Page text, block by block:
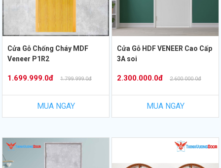
Cửa Gỗ Chống Cháy MDF
Veneer P1R2
1.699.999.0đ 1.799.999.0đ
MUA NGAY
Cửa Gỗ HDF VENEER Cao Cấp
3A soi
2.300.000.0đ 2.600.000.0đ
MUA NGAY